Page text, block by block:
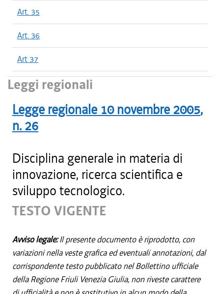
Art. 35
Art. 36
Art 37
Leggi regionali
Legge regionale 10 novembre 2005,
n. 26
Disciplina generale in materia di
innovazione, ricerca scientifica e
sviluppo tecnologico.
TESTO VIGENTE
Avviso legale:Il presente documento è riprodotto, con
variazioni nella veste grafica ed eventuali annotazioni, dal
corrispondente testo pubblicato nel Bollettino ufficiale
della Regione Friuli Venezia Giulia, non riveste carattere